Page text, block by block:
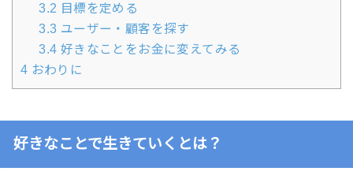
3.2 目標を定める
3.3 ユーザー・顧客を探す
3.4 好きなことをお金に変えてみる
4 おわりに
好きなことで生きていくとは？